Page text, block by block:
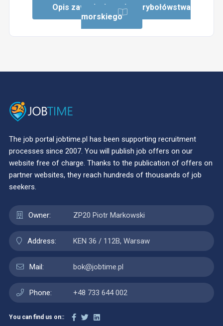
Opis zawodu: Inspektor rybołówstwa
morskiego
The job portal jobtime.pl has been supporting recruitment
processes since 2007. You will publish job offers on our
website free of charge. Thanks to the publication of offers on
partner websites, they reach hundreds of thousands of job
seekers.
Owner: ZP20 Piotr Markowski
Address: KEN 36 / 112B, Warsaw
Mail: bok@jobtime.pl
Phone: +48 733 644 002
You can find us on::